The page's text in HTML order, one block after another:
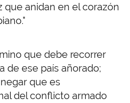
que anidan en el corazón
que debe recorrer
de ese país añorado;
que es
del conflicto armado